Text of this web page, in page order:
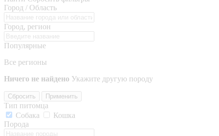
Город / Область
Город, регион
Популярные
Все регионы
Ничего не найдено Укажите другую породу
Сбросить Применить
Тип питомца
Собака
Кошка
Порода